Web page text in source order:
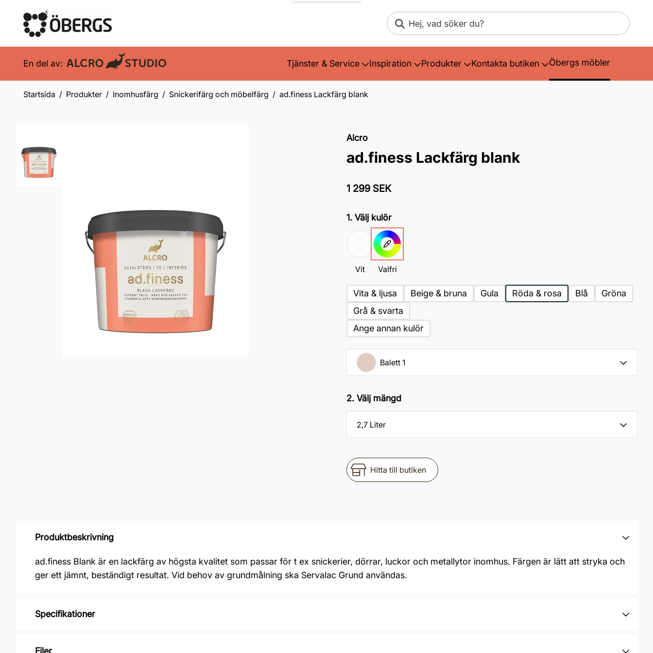
Sök
En del av: Tjänster & Service Inspiration Produkter Kontakta butiken Öbergs möbler
Startsida Produkter Inomhusfärg Snickerifärg och möbelfärg ad.finess Lackfärg blank
Alcro
ad.finess Lackfärg blank
1 299 SEK
1. Välj kulör
Vit Valfri
Vita & ljusa Beige & bruna Gula Röda & rosa Blå
Gröna
Grå & svarta
Ange annan kulör
2. Välj mängd
Hitta till butiken
Produktbeskrivning
ad.finess Blank är en lackfärg av högsta kvalitet som passar för t ex snickerier, dörrar, luckor och metallytor inomhus. Färgen är lätt att stryka och
ger ett jämnt, beständigt resultat. Vid behov av grundmålning ska Servalac Grund användas.
Specifikationer
Varumärke: Alcro
Filer